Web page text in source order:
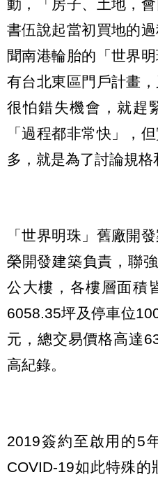
動，「房子、土地，
書伍說起當初買地的
聞南港輪胎的「世界
有台北東區門戶計畫
很怕錯失機會，就趕
「過程都非常快」，
多，就是為了討論規格
「世界明珠」舊廠開
榮開發建築負責，聯
公大樓，各樓層面積
6058.35坪及停車位
元，總交易價格高達
高紀錄。
2019簽約至啟用的5
COVID-19如此特殊